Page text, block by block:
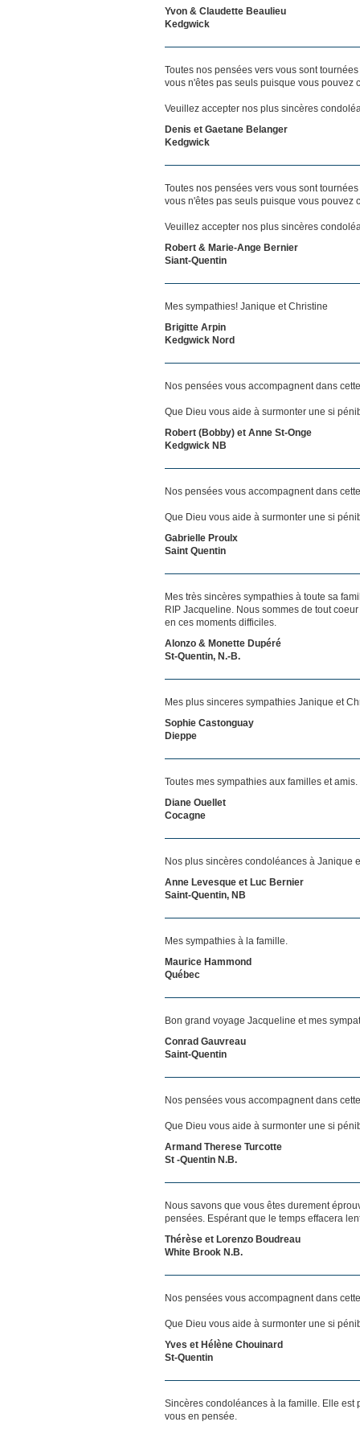
Yvon & Claudette Beaulieu
Kedgwick
Toutes nos pensées vers vous sont
vous n'êtes pas seuls puisque vous pouvez
Veuillez accepter nos plus sincères
Denis et Gaetane Belanger
Kedgwick
Toutes nos pensées vers vous sont
vous n'êtes pas seuls puisque vous pouvez
Veuillez accepter nos plus sincères
Robert & Marie-Ange Bernier
Siant-Quentin
Mes sympathies! Janique et Christine
Brigitte Arpin
Kedgwick Nord
Nos pensées vous accompagnent dans
Que Dieu vous aide à surmonter une si
Robert (Bobby) et Anne St-Onge
Kedgwick NB
Nos pensées vous accompagnent dans
Que Dieu vous aide à surmonter une si
Gabrielle Proulx
Saint Quentin
Mes très sincères sympathies à toute sa
RIP Jacqueline. Nous sommes de tout
en ces moments difficiles.
Alonzo & Monette Dupéré
St-Quentin, N.-B.
Mes plus sinceres sympathies Janique et
Sophie Castonguay
Dieppe
Toutes mes sympathies aux familles et amis.
Diane Ouellet
Cocagne
Nos plus sincères condoléances à Janique
Anne Levesque et Luc Bernier
Saint-Quentin, NB
Mes sympathies à la famille.
Maurice Hammond
Québec
Bon grand voyage Jacqueline et mes
Conrad Gauvreau
Saint-Quentin
Nos pensées vous accompagnent dans
Que Dieu vous aide à surmonter une si
Armand Therese Turcotte
St -Quentin N.B.
Nous savons que vous êtes durement
pensées. Espérant que le temps effacera
Thérèse et Lorenzo Boudreau
White Brook N.B.
Nos pensées vous accompagnent dans
Que Dieu vous aide à surmonter une si
Yves et Hélène Chouinard
St-Quentin
Sincères condoléances à la famille. Elle est
vous en pensée.